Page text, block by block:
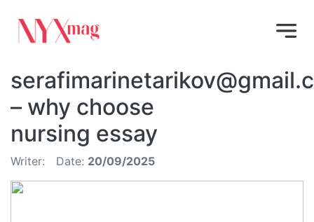
– why choose
nursing essay
Writer: Date: 20/09/2025